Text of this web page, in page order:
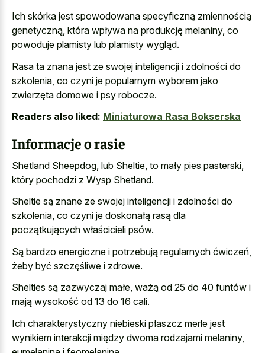
Ich skórka jest spowodowana specyficzną zmiennością
genetyczną, która wpływa na produkcję melaniny, co
powoduje plamisty lub plamisty wygląd.
Rasa ta znana jest ze swojej inteligencji i zdolności do
szkolenia, co czyni je popularnym wyborem jako
zwierzęta domowe i psy robocze.
Readers also liked: Miniaturowa Rasa Bokserska
Informacje o rasie
Shetland Sheepdog, lub Sheltie, to mały pies pasterski,
który pochodzi z Wysp Shetland.
Sheltie są znane ze swojej inteligencji i zdolności do
szkolenia, co czyni je doskonałą rasą dla
początkujących właścicieli psów.
Są bardzo energiczne i potrzebują regularnych ćwiczeń,
żeby być szczęśliwe i zdrowe.
Shelties są zazwyczaj małe, ważą od 25 do 40 funtów i
mają wysokość od 13 do 16 cali.
Ich charakterystyczny niebieski płaszcz merle jest
wynikiem interakcji między dwoma rodzajami melaniny,